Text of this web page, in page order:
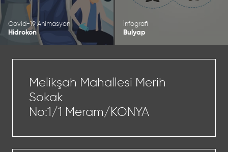
Covid-19 Animasyon
Hidrokon
İnfografi
Bulyap
Melikşah Mahallesi Merih
Sokak
No:1/1 Meram/KONYA